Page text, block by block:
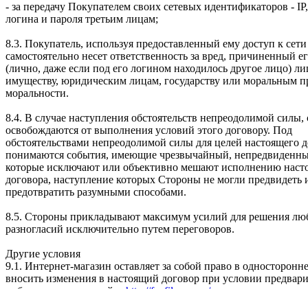
- за передачу Покупателем своих сетевых идентификаторов -
логина и пароля третьим лицам;
8.3. Покупатель, используя предоставленный ему доступ к
самостоятельно несет ответственность за вред, причиненный
(лично, даже если под его логином находилось другое лицо)
имуществу, юридическим лицам, государству или моральным
моральности.
8.4. В случае наступления обстоятельств непреодолимой силы,
освобождаются от выполнения условий этого договору. Под
обстоятельствами непреодолимой силы для целей настоящего
понимаются события, имеющие чрезвычайный,
которые исключают или объективно мешают исполнению
договора, наступление которых Стороны не могли предвидеть
предотвратить разумными способами.
8.5. Стороны прикладывают максимум усилий для решения
разногласий исключительно путем переговоров.
Другие условия
9.1. Интернет-магазин оставляет за собой право в
вносить изменения в настоящий договор при условии